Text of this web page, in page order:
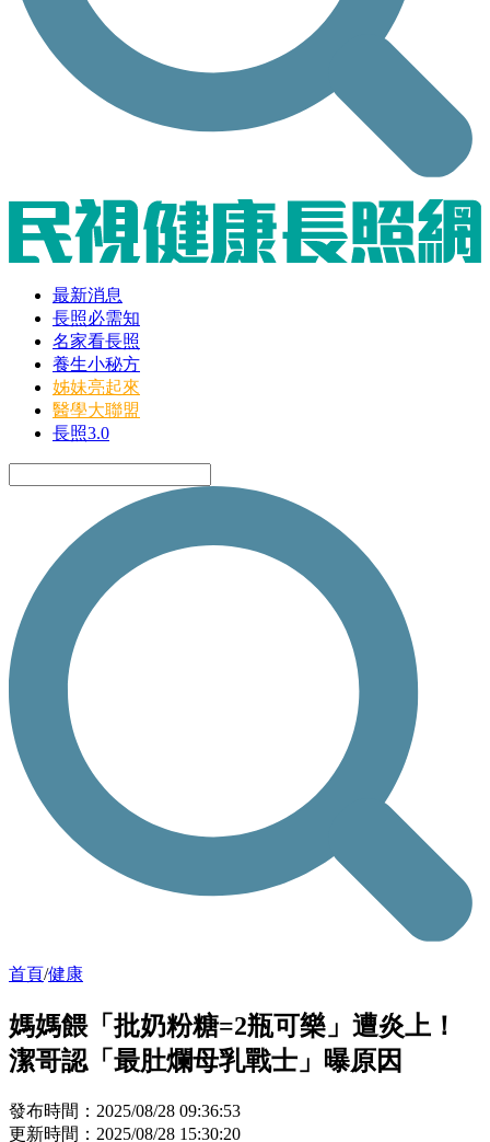
最新消息
長照必需知
名家看長照
養生小秘方
姊妹亮起來
醫學大聯盟
長照3.0
首頁/健康
媽媽餵「批奶粉糖=2瓶可樂」遭炎上！
潔哥認「最肚爛母乳戰士」曝原因
發布時間：2025/08/28 09:36:53
更新時間：2025/08/28 15:30:20